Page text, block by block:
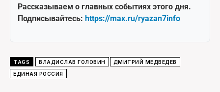
Рассказываем о главных событиях этого дня.
Подписывайтесь: https://max.ru/ryazan7info
TAGS ВЛАДИСЛАВ ГОЛОВИН
ДМИТРИЙ МЕДВЕДЕВ
ЕДИНАЯ РОССИЯ